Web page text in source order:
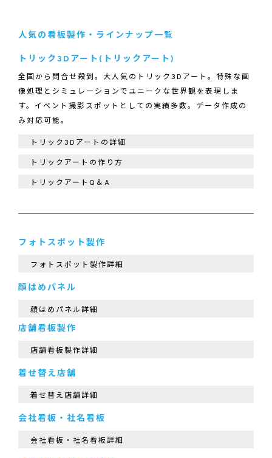
人気の看板製作・ラインナップ一覧
トリック3Dアート(トリックアート)
全国から問合せ殺到。大人気のトリック3Dアート。特殊な画
像処理とシミュレーションでユニークな世界観を表現しま
す。イベント撮影スポットとしての実績多数。データ作成の
み対応可能。
トリック3Dアートの詳細
トリックアートの作り方
トリックアートQ＆A
フォトスポット製作
フォトスポット製作詳細
顔はめパネル
顔はめパネル詳細
店舗看板製作
店舗看板製作詳細
着せ替え店舗
着せ替え店舗詳細
会社看板・社名看板
会社看板・社名看板詳細